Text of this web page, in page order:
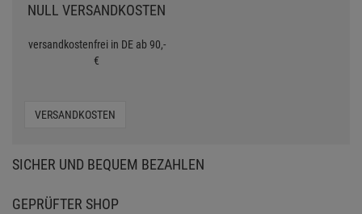
NULL VERSANDKOSTEN
versandkostenfrei in DE ab 90,-
€
VERSANDKOSTEN
SICHER UND BEQUEM BEZAHLEN
GEPRÜFTER SHOP